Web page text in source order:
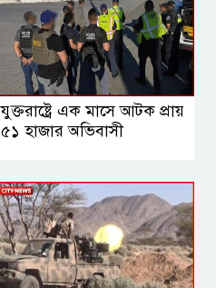
যুক্তরাষ্ট্রে এক মাসে আটক প্রায়
৫১ হাজার অভিবাসী